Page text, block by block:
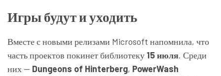
Игры будут и уходить
Вместе с новыми релизами Microsoft напомнила, что
часть проектов покинет библиотеку 15 июля. Среди
них — Dungeons of Hinterberg, PowerWash